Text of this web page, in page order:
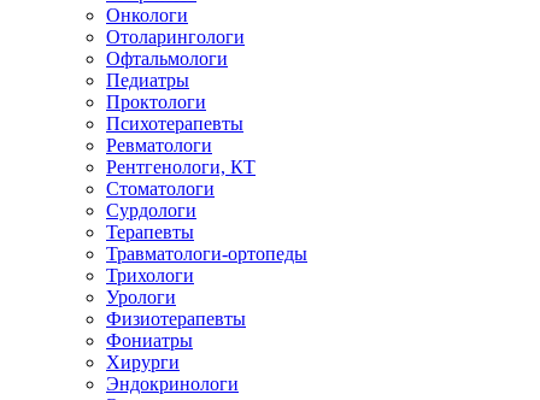
Онкологи
Отоларингологи
Офтальмологи
Педиатры
Проктологи
Психотерапевты
Ревматологи
Рентгенологи, КТ
Стоматологи
Сурдологи
Терапевты
Травматологи-ортопеды
Трихологи
Урологи
Физиотерапевты
Фониатры
Хирурги
Эндокринологи